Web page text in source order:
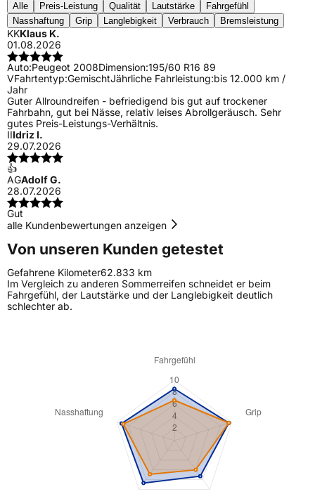
Alle Preis-Leistung Qualität Lautstärke
Fahrgefühl
Nasshaftung
Grip Langlebigkeit Verbrauch Bremsleistung
KKKlaus K.
01.08.2026
Auto:Peugeot 2008Dimension:195/60 R16 89
VFahrtentyp:GemischtJährliche Fahrleistung:bis 12.000 km /
Jahr
Guter Allroundreifen - befriedigend bis gut auf trockener
Fahrbahn, gut bei Nässe, relativ leises Abrollgeräusch. Sehr
gutes Preis-Leistungs-Verhältnis.
IIIdriz I.
29.07.2026
👍
AGAdolf G.
28.07.2026
Gut
alle Kundenbewertungen anzeigen
Von unseren Kunden getestet
Gefahrene Kilometer62.833 km
Im Vergleich zu anderen Sommerreifen schneidet er beim
Fahrgefühl, der Lautstärke und der Langlebigkeit deutlich
schlechter ab.